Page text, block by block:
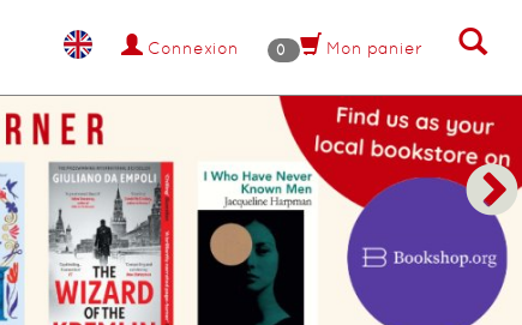
Connexion 0 Mon panier